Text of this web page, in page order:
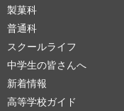
製菓科
普通科
スクールライフ
中学生の皆さんへ
新着情報
高等学校ガイド